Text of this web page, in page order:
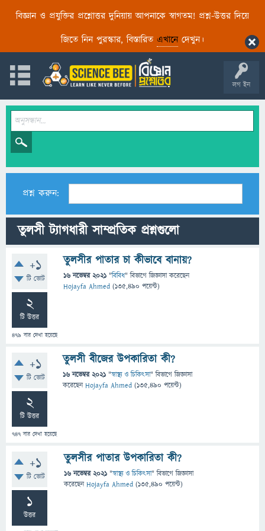
বিজ্ঞান ও প্রযুক্তির প্রশ্নোত্তর দুনিয়ায় আপনাকে স্বাগতম! প্রশ্ন-উত্তর দিয়ে
জিতে নিন পুরস্কার, বিস্তারিত এখানেদেখুন।
লগ ইন
প্রশ্ন করুন:
তুলসী ট্যাগধারী সাম্প্রতিক প্রশ্নগুলো
+1
টি ভোট
2
টি উত্তর
479 বার দেখা হয়েছে
তুলসীর পাতার চা কীভাবে বানায়?
16 নভেম্বর 2021 "বিবিধ" বিভাগে জিজ্ঞাসাকরেছেন
Hojayfa Ahmed (135,490 পয়েন্ট)
+1
টি ভোট
2
টি উত্তর
747 বার দেখা হয়েছে
তুলসী বীজের উপকারিতা কী?
16 নভেম্বর 2021 "স্বাস্থ্য ও চিকিৎসা" বিভাগে জিজ্ঞাসা
করেছেনHojayfa Ahmed (135,490 পয়েন্ট)
+1
টি ভোট
1
উত্তর
তুলসীর পাতার উপকারিতা কী?
16 নভেম্বর 2021 "স্বাস্থ্য ও চিকিৎসা" বিভাগে জিজ্ঞাসা
করেছেনHojayfa Ahmed (135,490 পয়েন্ট)